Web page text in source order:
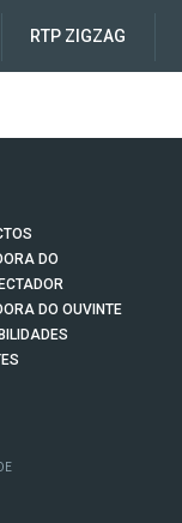
RTP ZIGZAG
DO
DO OUVINTE